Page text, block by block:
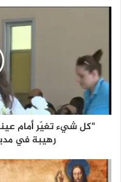
"كل شيء تغيّر أمام
رهيبة في